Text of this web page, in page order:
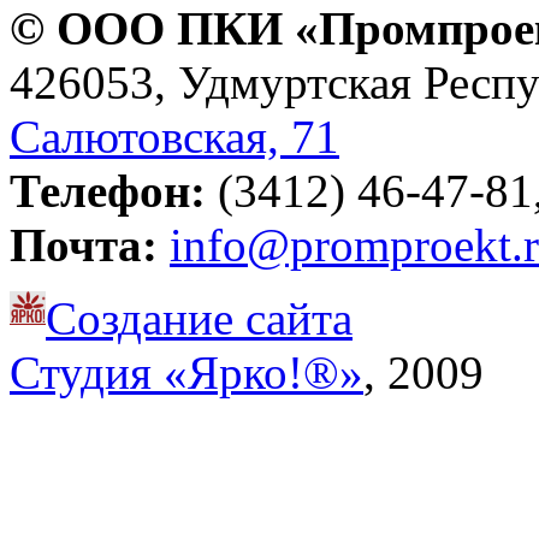
© ООО ПКИ
426053, Удмуртская
Салютовская, 71
Телефон: (3412) 46-47-
Почта:
Создание сайта
Студия «Ярко!®», 2009